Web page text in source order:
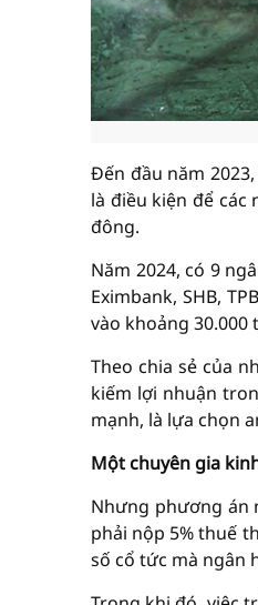
Đến đầu năm
là điều kiện để
đông.
Năm 2024, có 9
Eximbank, SHB,
vào khoảng 30.000
Theo chia sẻ của
kiếm lợi nhuận
mạnh, là lựa chọn
Một chuyên gia
Nhưng phương án
phải nộp 5% thuế
số cổ tức mà ngân